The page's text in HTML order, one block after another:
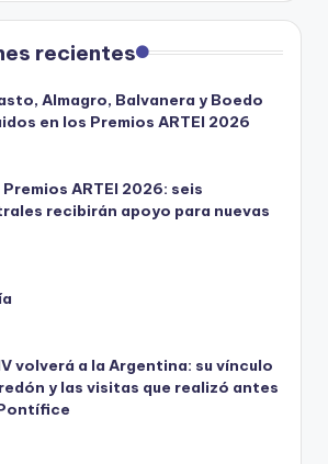
recientes
Almagro, Balvanera y Boedo
en los Premios ARTEI 2026
ARTEI 2026: seis
recibirán apoyo para nuevas
volverá a la Argentina: su vínculo
y las visitas que realizó antes